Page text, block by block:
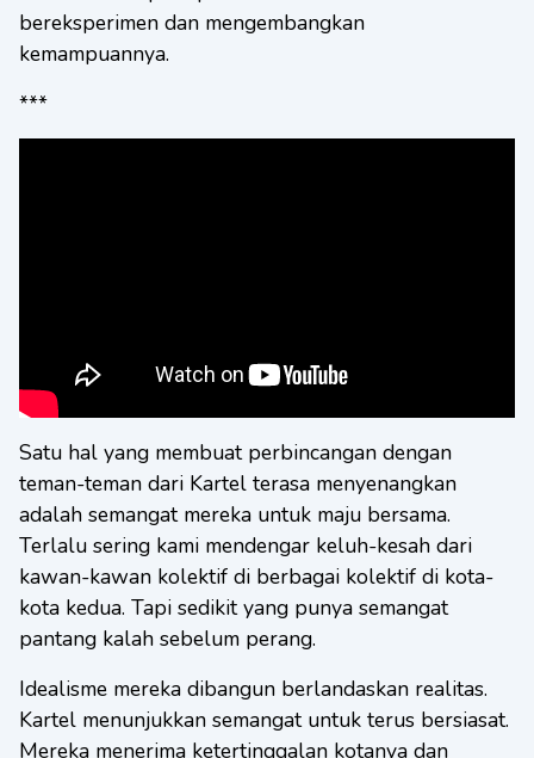
bereksperimen dan mengembangkan
kemampuannya.
***
Satu hal yang membuat perbincangan dengan
teman-teman dari Kartel terasa menyenangkan
adalah semangat mereka untuk maju bersama.
Terlalu sering kami mendengar keluh-kesah dari
kawan-kawan kolektif di berbagai kolektif di kota-
kota kedua. Tapi sedikit yang punya semangat
pantang kalah sebelum perang.
Idealisme mereka dibangun berlandaskan realitas.
Kartel menunjukkan semangat untuk terus bersiasat.
Mereka menerima ketertinggalan kotanya dan